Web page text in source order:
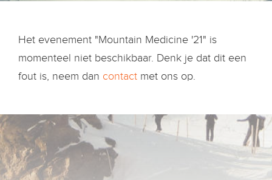
Het evenement "Mountain Medicine '21" is
momenteel niet beschikbaar. Denk je dat dit een
fout is, neem dan contact met ons op.